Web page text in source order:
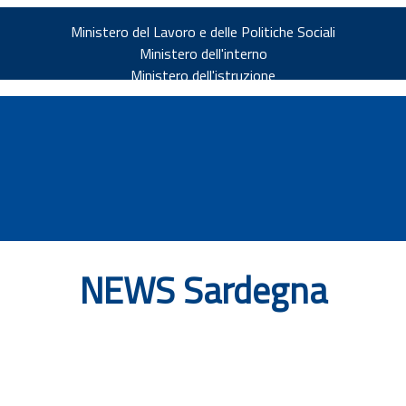
Ministero del Lavoro e delle Politiche Sociali
Ministero dell'interno
Ministero dell'istruzione
NEWS Sardegna